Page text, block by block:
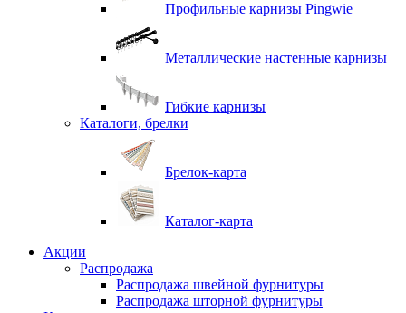
Профильные карнизы Pingwie
Металлические настенные карнизы
Гибкие карнизы
Каталоги, брелки
Брелок-карта
Каталог-карта
Акции
Распродажа
Распродажа швейной фурнитуры
Распродажа шторной фурнитуры